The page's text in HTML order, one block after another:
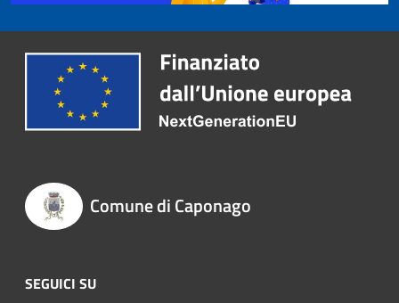
Comune di Caponago
SEGUICI SU